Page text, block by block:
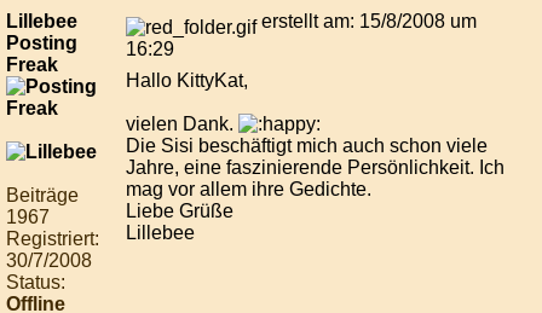
Lillebee
Posting
Freak
Beiträge
1967
Registriert:
30/7/2008
Status:
Offline
erstellt am: 15/8/2008 um
16:29
Hallo KittyKat,
vielen Dank.
Die Sisi beschäftigt mich auch schon viele
Jahre, eine faszinierende Persönlichkeit. Ich
mag vor allem ihre Gedichte.
Liebe Grüße
Lillebee